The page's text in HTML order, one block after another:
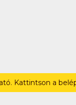
Kattintson a